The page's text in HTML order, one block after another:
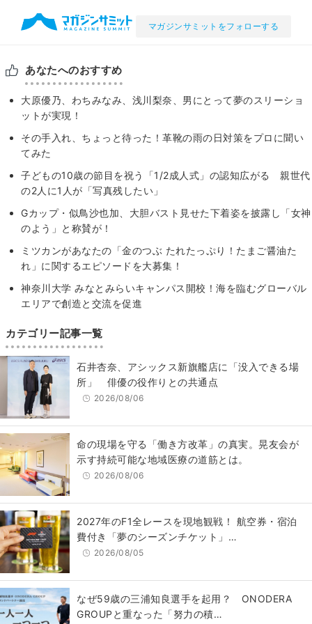
マガジンサミットをフォローする
あなたへのおすすめ
大原優乃、わちみなみ、浅川梨奈、男にとって夢のスリーショ
ットが実現！
その手入れ、ちょっと待った！革靴の雨の日対策をプロに聞い
てみた
子どもの10歳の節目を祝う「1/2成人式」の認知広がる 親世代
の2人に1人が「写真残したい」
Gカップ・似鳥沙也加、大胆バスト見せた下着姿を披露し「女神
のよう」と称賛が！
ミツカンがあなたの「金のつぶ たれたっぷり！たまご醤油た
れ」に関するエピソードを大募集！
神奈川大学 みなとみらいキャンパス開校！海を臨むグローバル
エリアで創造と交流を促進
カテゴリー記事一覧
石井杏奈、アシックス新旗艦店に「没入できる場
所」 俳優の役作りとの共通点
2026/08/06
​命の現場を守る「働き方改革」の真実。晃友会が
示す持続可能な地域医療の道筋とは。
2026/08/06
2027年のF1全レースを現地観戦！ 航空券・宿泊
費付き「夢のシーズンチケット」…
2026/08/05
なぜ59歳の三浦知良選手を起用？ ONODERA
GROUPと重なった「努力の積…